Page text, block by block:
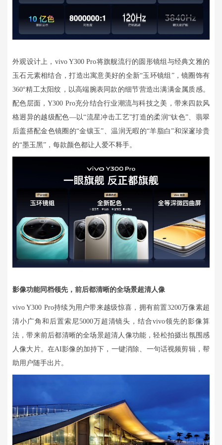
外观设计上，vivo Y300 Pro将旗舰流行的圆形镜组与经典文雅的
玉石元素相结合，打造出寓意美好的全新“玉环镜组”，镜圈饰有
360°精工太阳纹，以高端腕表同款的细节营造出满满金属质感。
配色层面，Y300 Pro充分结合行业潮流与科技之美，带来四款风
格迥异的越级配色—以“流星冲击工艺”打造的柔润“钛色”、翡翠
后盖搭配金色镜圈的“金镶玉”、温润无暇的“羊脂白”和深邃珍贵
的“墨玉黑”，每款颜色都让人爱不释手。
影像功能同档领先，前后都清晰的全场景超清人像
vivo Y300 Pro持续为用户带来越级惊喜，拥有前置3200万像素超
清小广角和后置索尼5000万超清镜头，结合vivo领先的影像算
法，带来前后都清晰的全场景超清人像功能，轻松拍摄出氛围感
人像大片。在AI影像的加持下，一键消除、一句话视频剪辑，帮
助用户随手出片。